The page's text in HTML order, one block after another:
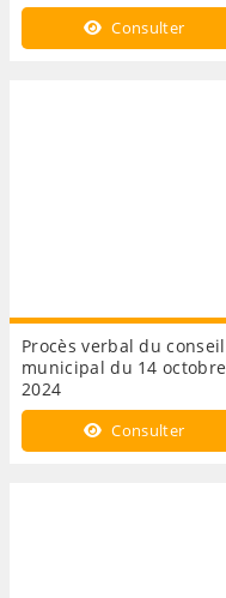
Consulter
Procès verbal du conseil
municipal du 14 octobre
2024
Consulter